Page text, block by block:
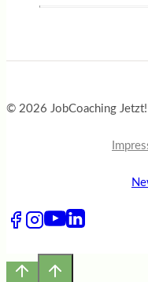
© 2026 JobCoaching Jetzt!